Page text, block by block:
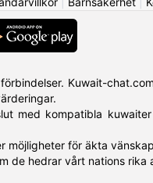
Kuwait-
med kompatibla
för äkta
de hedrar vårt nations rika